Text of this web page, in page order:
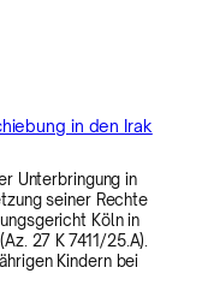
in den Irak
Unterbringung in
seiner Rechte
Köln in
27 K 7411/25.A).
Kindern bei